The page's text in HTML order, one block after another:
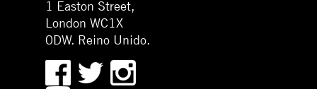
1 Easton Street,
London WC1X
0DW. Reino Unido.